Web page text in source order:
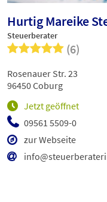
Hurtig Mareike
Steuerberater
(6)
09561 5509-0
zur Webseite
Jetzt geöffnet
Rosenauer Str. 23
96450 Coburg